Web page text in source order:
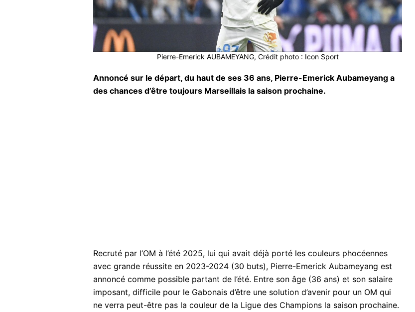
Pierre-Emerick AUBAMEYANG, Crédit photo : Icon Sport
Annoncé sur le départ, du haut de ses 36 ans, Pierre-Emerick Aubameyang a
des chances d’être toujours Marseillais la saison prochaine.
Recruté par l’OM à l’été 2025, lui qui avait déjà porté les couleurs phocéennes
avec grande réussite en 2023-2024 (30 buts), Pierre-Emerick Aubameyang est
annoncé comme possible partant de l’été. Entre son âge (36 ans) et son salaire
imposant, difficile pour le Gabonais d’être une solution d’avenir pour un OM qui
ne verra peut-être pas la couleur de la Ligue des Champions la saison prochaine.